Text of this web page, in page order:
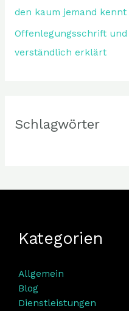
den kaum jemand kennt
Offenlegungsschrift
verständlich erklärt
Schlagwörter
Kategorien
Allgemein
Blog
Dienstleistungen